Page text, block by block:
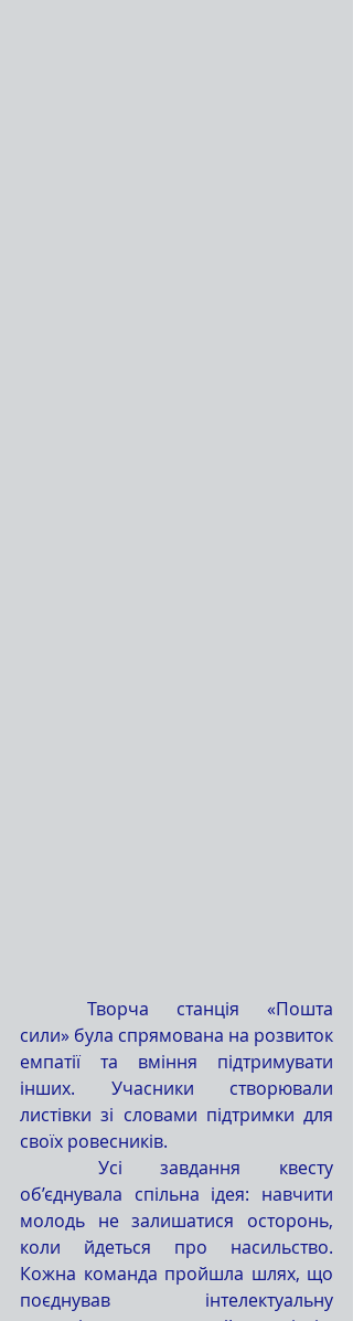
сили» була спрямована на розвиток
емпатії та вміння підтримувати
інших. Учасники створювали
листівки зі словами підтримки для
своїх ровесників.
об’єднувала спільна ідея: навчити
молодь не залишатися осторонь,
коли йдеться про насильство.
Кожна команда пройшла шлях, що
поєднував інтелектуальну